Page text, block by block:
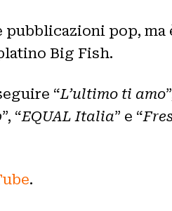
pop, ma
Big Fish.
“L’ultimo ti amo
”, “EQUAL Italia” e “
.